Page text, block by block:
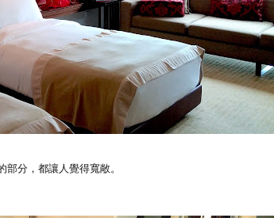
部分，都讓人覺得寬敞。